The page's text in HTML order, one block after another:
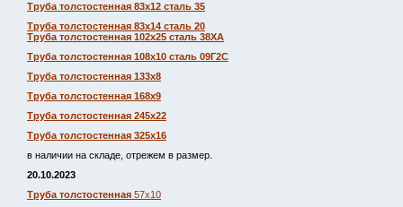
Труба толстостенная 83х12 сталь 35
Труба толстостенная 83х14 сталь 20
Труба толстостенная 102х25 сталь 38ХА
Труба толстостенная 108х10 сталь 09Г2С
Труба толстостенная 133х8
Труба толстостенная 168х9
Труба толстостенная 245х22
Труба толстостенная 325х16
в наличии на складе, отрежем в размер.
20.10.2023
Труба толстостенная 57х10